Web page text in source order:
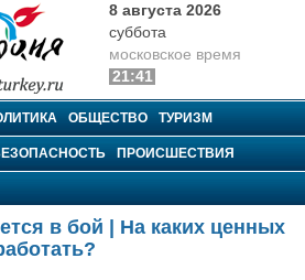
8 августа 2026
суббота
московское время
21:41
ОБЩЕСТВО ТУРИЗМ
ПРОИСШЕСТВИЯ
в бой | На каких ценных